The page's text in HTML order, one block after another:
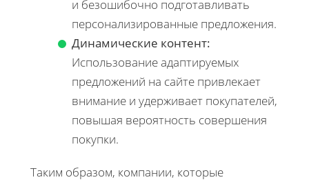
и безошибочно подготавливать
персонализированные предложения.
Динамические контент:
Использование адаптируемых
предложений на сайте привлекает
внимание и удерживает покупателей,
повышая вероятность совершения
покупки.
Таким образом, компании, которые